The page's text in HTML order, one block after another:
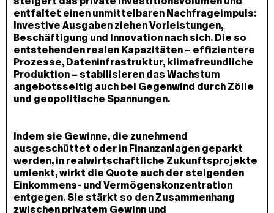
entfaltet einen unmittelbaren Nachfrageimpuls:
Investive Ausgaben ziehen Vorleistungen,
Beschäftigung und Innovation nach sich. Die so
entstehenden realen Kapazitäten – effizientere
Prozesse, Dateninfrastruktur, klimafreundliche
Produktion – stabilisieren das Wachstum
angebotsseitig auch bei Gegenwind durch Zölle
und geopolitische Spannungen.
Indem sie Gewinne, die zunehmend
ausgeschüttet oder in Finanzanlagen geparkt
werden, in realwirtschaftliche Zukunftsprojekte
umlenkt, wirkt die Quote auch der steigenden
Einkommens- und Vermögenskonzentration
entgegen. Sie stärkt so den Zusammenhang
zwischen privatem Gewinn und